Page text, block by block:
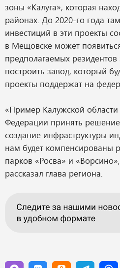
зоны «Калуга», которая
районах. До 2020-го года
инвестиций в эти проекты
в Мещовске может
предполагаемых
построить завод, который
проекты поддержат на
«Пример Калужской области
Федерации принять
создание инфраструктуры
нам будет компенсированы
парков «Росва» и
рассказал глава региона.